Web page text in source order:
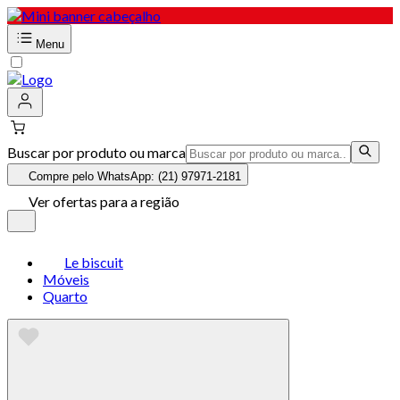
Menu
Buscar por produto ou marca
Compre pelo WhatsApp: (21) 97971-2181
Ver ofertas para a região
Le biscuit
Móveis
Quarto